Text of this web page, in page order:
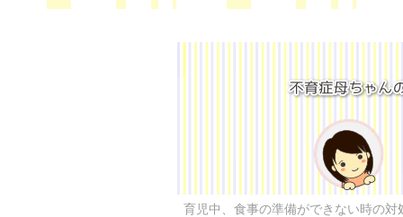
育児中、食事の準備ができない時の対